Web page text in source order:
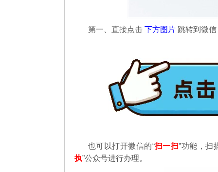
第一、直接点击 下方图片 跳转到微信
也可以打开微信的“扫一扫”功能，扫
执”公众号进行办理。